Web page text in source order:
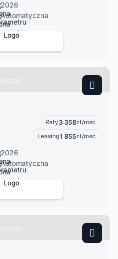
2026
Automatyczna
Raty3 358zł/msc
Leasing1 855zł/msc
2026
Automatyczna